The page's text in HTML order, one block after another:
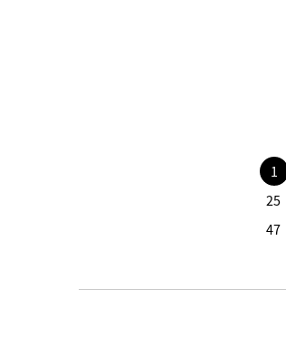
1
25
47